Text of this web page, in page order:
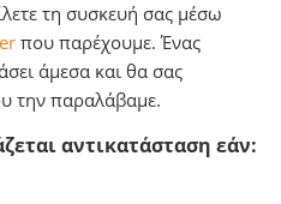
τη συσκευή σας μέσω
που παρέχουμε. Ένας
άμεσα και θα σας
την παραλάβαμε.
αντικατάσταση εάν: